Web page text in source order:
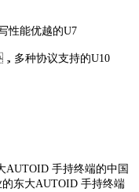
能优越的U7
多种协议支持的U10
AUTOID 手持终端的中国
业的东大AUTOID 手持终端